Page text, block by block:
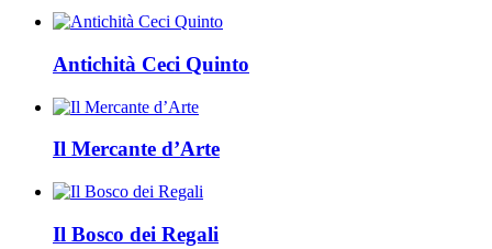
Antichità Ceci Quinto
Il Mercante d’Arte
Il Bosco dei Regali